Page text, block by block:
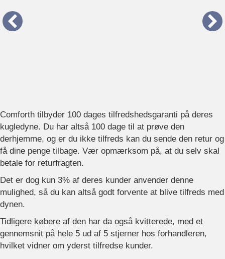
Comforth tilbyder 100 dages tilfredshedsgaranti på deres
kugledyne. Du har altså 100 dage til at prøve den
derhjemme, og er du ikke tilfreds kan du sende den retur og
få dine penge tilbage. Vær opmærksom på, at du selv skal
betale for returfragten.
Det er dog kun 3% af deres kunder anvender denne
mulighed, så du kan altså godt forvente at blive tilfreds med
dynen.
Tidligere købere af den har da også kvitterede, med et
gennemsnit på hele 5 ud af 5 stjerner hos forhandleren,
hvilket vidner om yderst tilfredse kunder.